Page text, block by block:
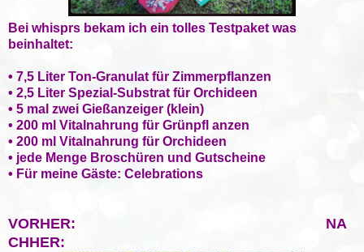
Bei whisprs bekam ich ein tolles Testpaket was
beinhaltet:
• 7,5 Liter Ton-Granulat für Zimmerpflanzen
• 2,5 Liter Spezial-Substrat für Orchideen
• 5 mal zwei Gießanzeiger (klein)
• 200 ml Vitalnahrung für Grünpfl anzen
• 200 ml Vitalnahrung für Orchideen
• jede Menge Broschüren und Gutscheine
• Für meine Gäste: Celebrations
VORHER:
NA
CHHER: